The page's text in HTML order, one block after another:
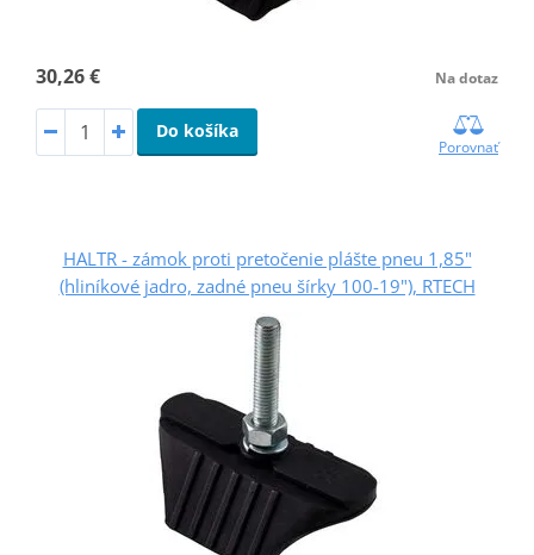
30,26 € Na dotaz
Do košíka
Porovnať
HALTR - zámok proti pretočenie plášte pneu 1,85"
(hliníkové jadro, zadné pneu šírky 100-19"), RTECH